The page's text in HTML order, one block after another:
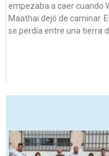
empezaba a caer cuando
Maathai dejó de caminar.
se perdía entre una tierra